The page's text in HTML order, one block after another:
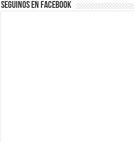
Seguinos en Facebook